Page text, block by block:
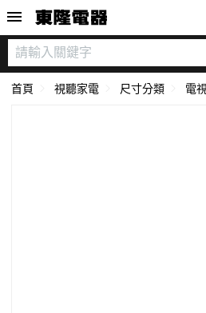
首頁 視聽家電 尺寸分類 電